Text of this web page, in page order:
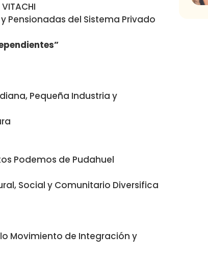
Pensionadas del Sistema Privado
Pequeña Industria y
Podemos de Pudahuel
Social y Comunitario Diversifica
Movimiento de Integración y